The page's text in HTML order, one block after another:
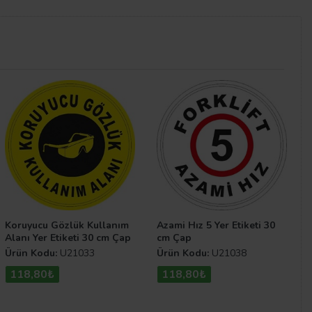
Dünya standartlarına uygun bir biçimde
bulunan diğer etiket ne vezemin etiketi
Koruyucu Gözlük Kullanım
Alanı Yer Etiketi 30 cm Çap
Ürün Kodu: U21033
118,80₺
Azami Hız 5 Yer Etiketi 30
cm Çap
Ürün Kodu: U21038
118,80₺